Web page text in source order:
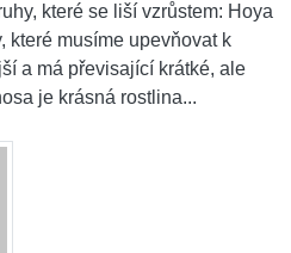
které se liší vzrůstem: Hoya
které musíme upevňovat k
a má převisající krátké, ale
je krásná rostlina...